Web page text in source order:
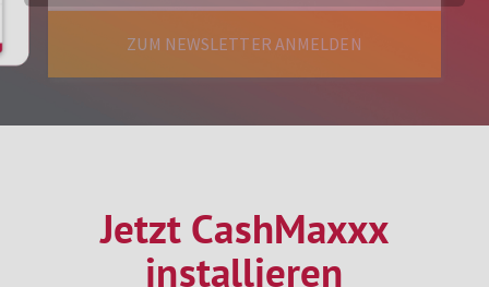
Jetzt CashMaxxx
installieren
ZUM NEWSLETTER ANMELDEN